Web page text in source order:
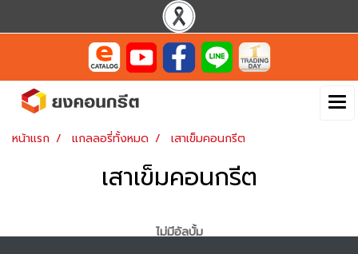
หน้าแรก แกลลอรี่ทั้งหมด เสาเข็มคอนกรีต
เสาเข็มคอนกรีต
ไม่มีอัลบั้ม